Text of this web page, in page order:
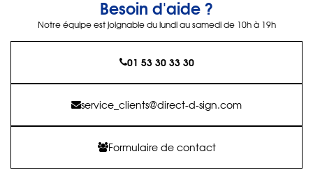
Besoin d'aide ?
Notre équipe est joignable du lundi au samedi de 10h à 19h
01 53 30 33 30
service_clients@direct-d-sign.com
Formulaire de contact